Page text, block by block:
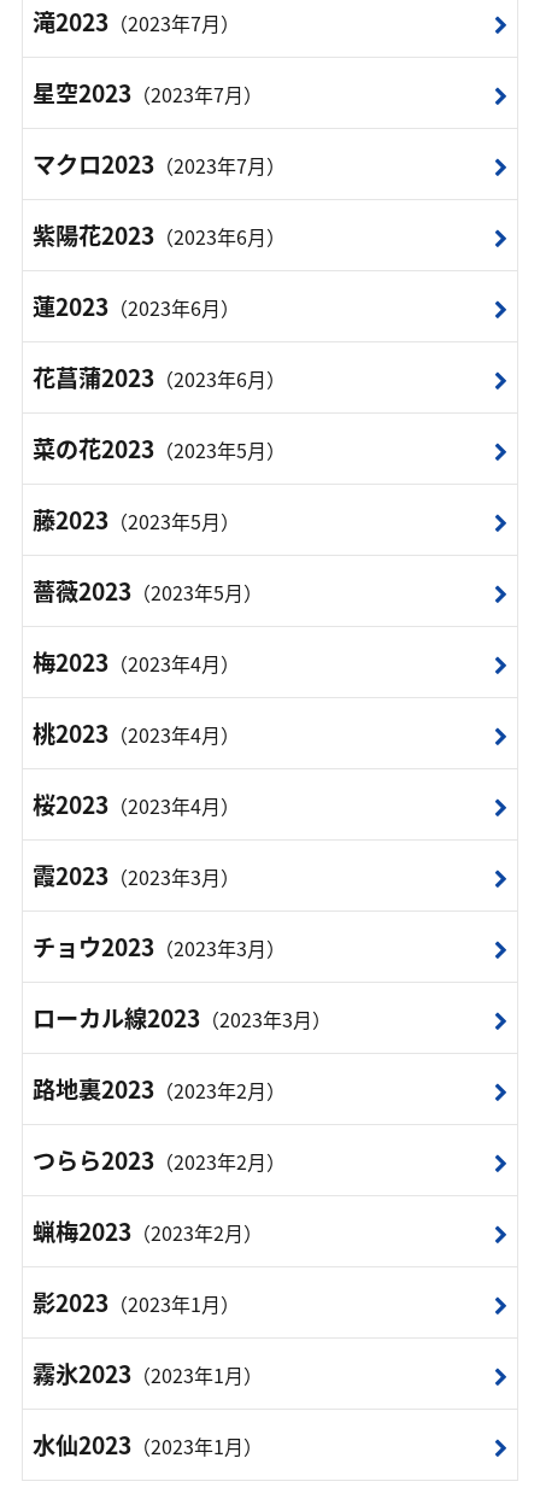
滝2023（2023年7月）
星空2023（2023年7月）
マクロ2023（2023年7月）
紫陽花2023（2023年6月）
蓮2023（2023年6月）
花菖蒲2023（2023年6月）
菜の花2023（2023年5月）
藤2023（2023年5月）
薔薇2023（2023年5月）
梅2023（2023年4月）
桃2023（2023年4月）
桜2023（2023年4月）
霞2023（2023年3月）
チョウ2023（2023年3月）
ローカル線2023（2023年3月）
路地裏2023（2023年2月）
つらら2023（2023年2月）
蝋梅2023（2023年2月）
影2023（2023年1月）
霧氷2023（2023年1月）
水仙2023（2023年1月）